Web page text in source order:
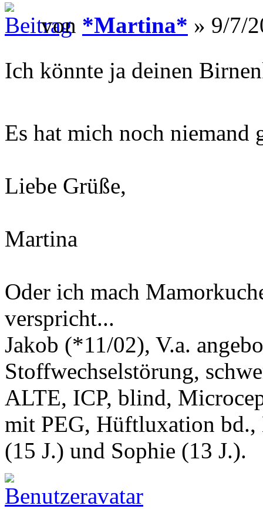
von *Martina* » 9/7/
Ich könnte ja deinen
Es hat mich noch niemand
Liebe Grüße,
Martina
Oder ich mach
verspricht...
Jakob (*11/02), V.a.
Stoffwechselstörung,
ALTE, ICP, blind,
mit PEG, Hüftluxation bd.,
(15 J.) und Sophie (13 J.).